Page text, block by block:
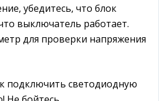
убедитесь‚ что блок
выключатель работает.
для проверки напряжения
подключить светодиодную